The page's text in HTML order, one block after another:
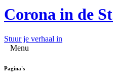
Corona in de
Stuur je verhaal in
Menu
Pagina's